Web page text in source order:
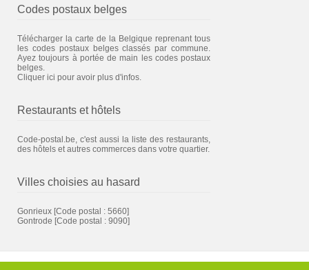
Codes postaux belges
Télécharger la carte de la Belgique reprenant tous
les codes postaux belges classés par commune.
Ayez toujours à portée de main les codes postaux
belges.
Cliquer ici pour avoir plus d'infos.
Restaurants et hôtels
Code-postal.be, c'est aussi la liste des restaurants,
des hôtels et autres commerces dans votre quartier.
Villes choisies au hasard
Gonrieux [Code postal : 5660]
Gontrode [Code postal : 9090]